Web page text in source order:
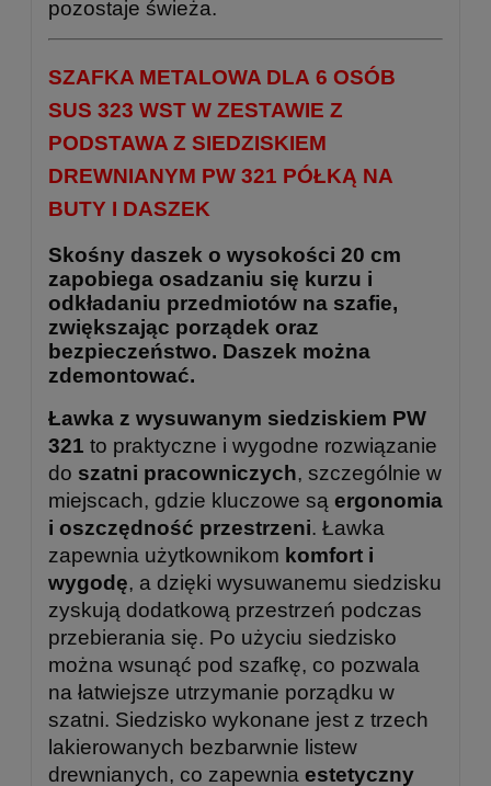
pozostaje świeża.
SZAFKA METALOWA DLA 6 OSÓB
SUS 323 WST W ZESTAWIE Z
PODSTAWA Z SIEDZISKIEM
DREWNIANYM PW 321 PÓŁKĄ NA
BUTY I DASZEK
Skośny daszek o wysokości 20 cm
zapobiega osadzaniu się kurzu i
odkładaniu przedmiotów na szafie,
zwiększając porządek oraz
bezpieczeństwo. Daszek można
zdemontować.
Ławka z wysuwanym siedziskiem PW
321 to praktyczne i wygodne rozwiązanie
do szatni pracowniczych, szczególnie w
miejscach, gdzie kluczowe są ergonomia
i oszczędność przestrzeni. Ławka
zapewnia użytkownikom komfort i
wygodę, a dzięki wysuwanemu siedzisku
zyskują dodatkową przestrzeń podczas
przebierania się. Po użyciu siedzisko
można wsunąć pod szafkę, co pozwala
na łatwiejsze utrzymanie porządku w
szatni. Siedzisko wykonane jest z trzech
lakierowanych bezbarwnie listew
drewnianych, co zapewnia estetyczny